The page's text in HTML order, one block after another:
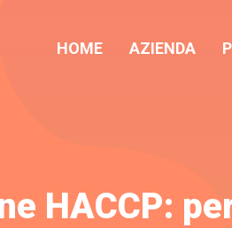
HOME AZIENDA
HACCP: